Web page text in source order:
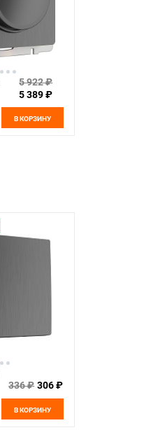
5 922 ₽
5 389 ₽
В КОРЗИНУ
336 ₽ 306 ₽
В КОРЗИНУ